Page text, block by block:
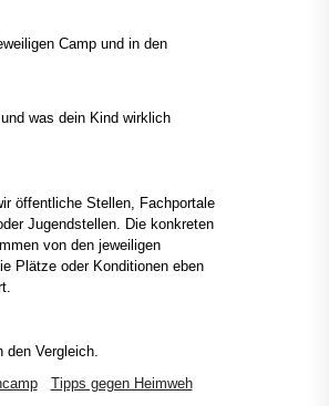
Camp und in den
was dein Kind wirklich
öffentliche Stellen, Fachportale
Jugendstellen. Die konkreten
von den jeweiligen
Plätze oder Konditionen eben
den Vergleich.
Tipps gegen Heimweh